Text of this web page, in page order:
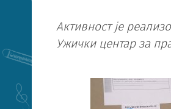
Активност је
Ужички центар за